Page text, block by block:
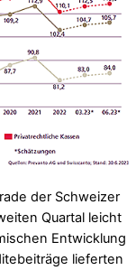
der Schweizer
Quartal leicht
Entwicklung
lieferten